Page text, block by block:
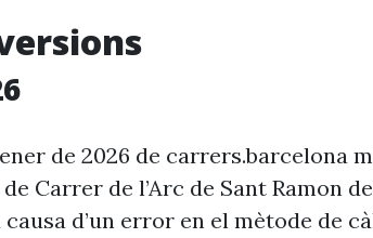
de 2026 de carrers.barcelona
Carrer de l’Arc de Sant Ramon
d’un error en el mètode de